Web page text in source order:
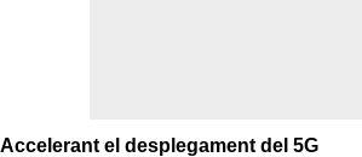
Accelerant el desplegament del 5G